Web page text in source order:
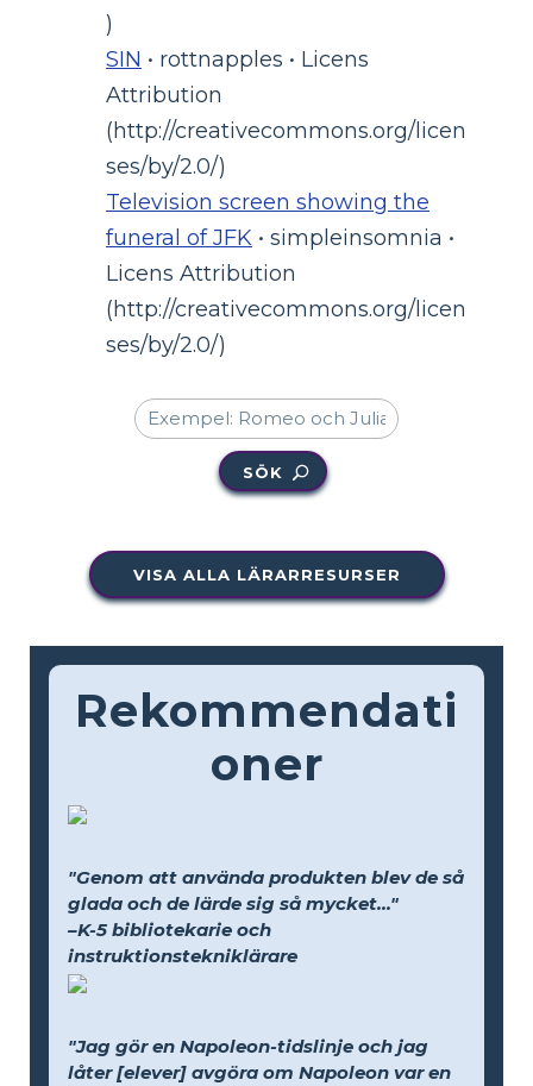
)
SIN • rottnapples • Licens
Attribution
(http://creativecommons.org/licen
ses/by/2.0/)
Television screen showing the
funeral of JFK • simpleinsomnia •
Licens Attribution
(http://creativecommons.org/licen
ses/by/2.0/)
SÖK
VISA ALLA LÄRARRESURSER
Rekommendati
oner
"Genom att använda produkten blev de så
glada och de lärde sig så mycket..."
–K-5 bibliotekarie och
instruktionstekniklärare
"Jag gör en Napoleon-tidslinje och jag
låter [elever] avgöra om Napoleon var en